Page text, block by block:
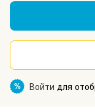
% Войти для